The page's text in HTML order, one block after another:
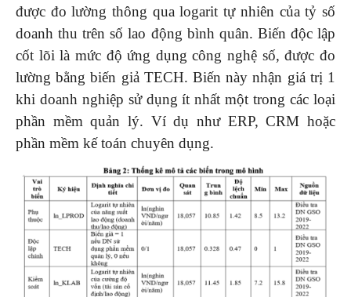
được đo lường thông qua logarit tự nhiên của tỷ số
doanh thu trên số lao động bình quân. Biến độc lập
cốt lõi là mức độ ứng dụng công nghệ số, được đo
lường bằng biến giả TECH. Biến này nhận giá trị 1
khi doanh nghiệp sử dụng ít nhất một trong các loại
phần mềm quản lý. Ví dụ như ERP, CRM hoặc
phần mềm kế toán chuyên dụng.